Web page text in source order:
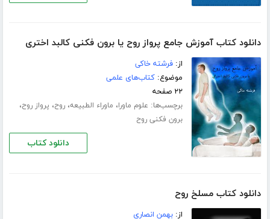
دانلود کتاب آموزش جامع پرواز روح یا برون فکنی کالبد اختری
از:فرشته خاکی
موضوع:کتاب‌های علمی
۲۲ صفحه
برچسب‌ها: علوم ماورا، ماوراء الطبیعه،روح، پرواز روح،
برون فکنی روح
دانلود کتاب
دانلود کتاب مسلخ روح
از:بهمن انصاری